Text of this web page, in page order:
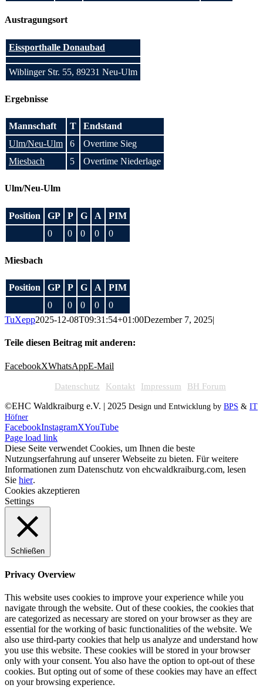
Austragungsort
Eissporthalle Donaubad
Wiblinger Str. 55, 89231 Neu-Ulm
Ergebnisse
Mannschaft T
Endstand
Ulm/Neu-Ulm
6
Overtime Sieg
Miesbach
5 Overtime Niederlage
Ulm/Neu-Ulm
Position GP P G A
PIM
0
0 0 0 0
Miesbach
Position GP P G A
PIM
0
0 0 0
0
TuXepp2025-12-08T09:31:54+01:00Dezember 7, 2025|
Teile diesen Beitrag mit anderen:
FacebookXWhatsAppE-Mail
Datenschutz Kontakt Impressum BH Forum
©EHC Waldkraiburg e.V. | 2025 Design und Entwicklung by BPS & IT
Höfner
FacebookInstagramXYouTube
Page load link
Diese Seite verwendet Cookies, um Ihnen die beste
Nutzungserfahrung auf unserer Webseite zu bieten. Für weitere
Informationen zum Datenschutz von ehcwaldkraiburg.com, lesen
Sie hier.
Cookies akzeptieren
Settings
Schließen
Privacy Overview
This website uses cookies to improve your experience while you
navigate through the website. Out of these cookies, the cookies that
are categorized as necessary are stored on your browser as they are
essential for the working of basic functionalities of the website. We
also use third-party cookies that help us analyze and understand how
you use this website. These cookies will be stored in your browser
only with your consent. You also have the option to opt-out of these
cookies. But opting out of some of these cookies may have an effect
on your browsing experience.